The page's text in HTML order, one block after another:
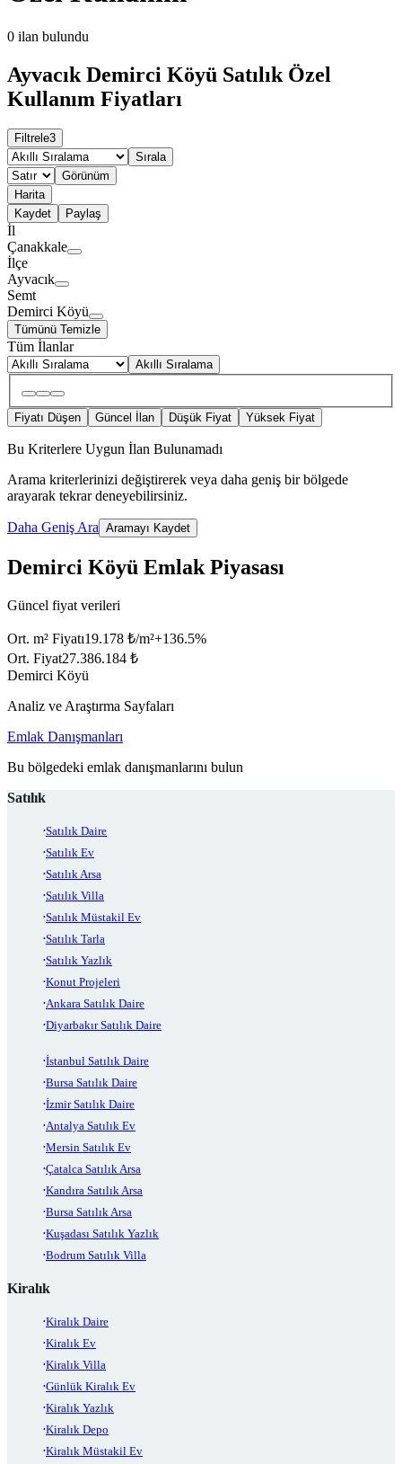
0 ilan bulundu
Ayvacık Demirci Köyü Satılık Özel
Kullanım Fiyatları
Filtrele3
Sırala
Görünüm
Harita
Kaydet
Paylaş
İl
Çanakkale
İlçe
Ayvacık
Semt
Demirci Köyü
Tümünü Temizle
Tüm İlanlar
Akıllı Sıralama
Fiyatı Düşen Güncel İlan Düşük Fiyat Yüksek Fiyat
Bu Kriterlere Uygun İlan Bulunamadı
Arama kriterlerinizi değiştirerek veya daha geniş bir bölgede
arayarak tekrar deneyebilirsiniz.
Daha Geniş Ara Aramayı Kaydet
Demirci Köyü Emlak Piyasası
Güncel fiyat verileri
Ort. m² Fiyatı19.178 ₺/m²+136.5%
Ort. Fiyat27.386.184 ₺
Demirci Köyü
Analiz ve Araştırma Sayfaları
Emlak Danışmanları
Bu bölgedeki emlak danışmanlarını bulun
Satılık
Satılık Daire
Satılık Ev
Satılık Arsa
Satılık Villa
Satılık Müstakil Ev
Satılık Tarla
Satılık Yazlık
Konut Projeleri
Ankara Satılık Daire
Diyarbakır Satılık Daire
İstanbul Satılık Daire
Bursa Satılık Daire
İzmir Satılık Daire
Antalya Satılık Ev
Mersin Satılık Ev
Çatalca Satılık Arsa
Kandıra Satılık Arsa
Bursa Satılık Arsa
Kuşadası Satılık Yazlık
Bodrum Satılık Villa
Kiralık
Kiralık Daire
Kiralık Ev
Kiralık Villa
Günlük Kiralık Ev
Kiralık Yazlık
Kiralık Depo
Kiralık Müstakil Ev